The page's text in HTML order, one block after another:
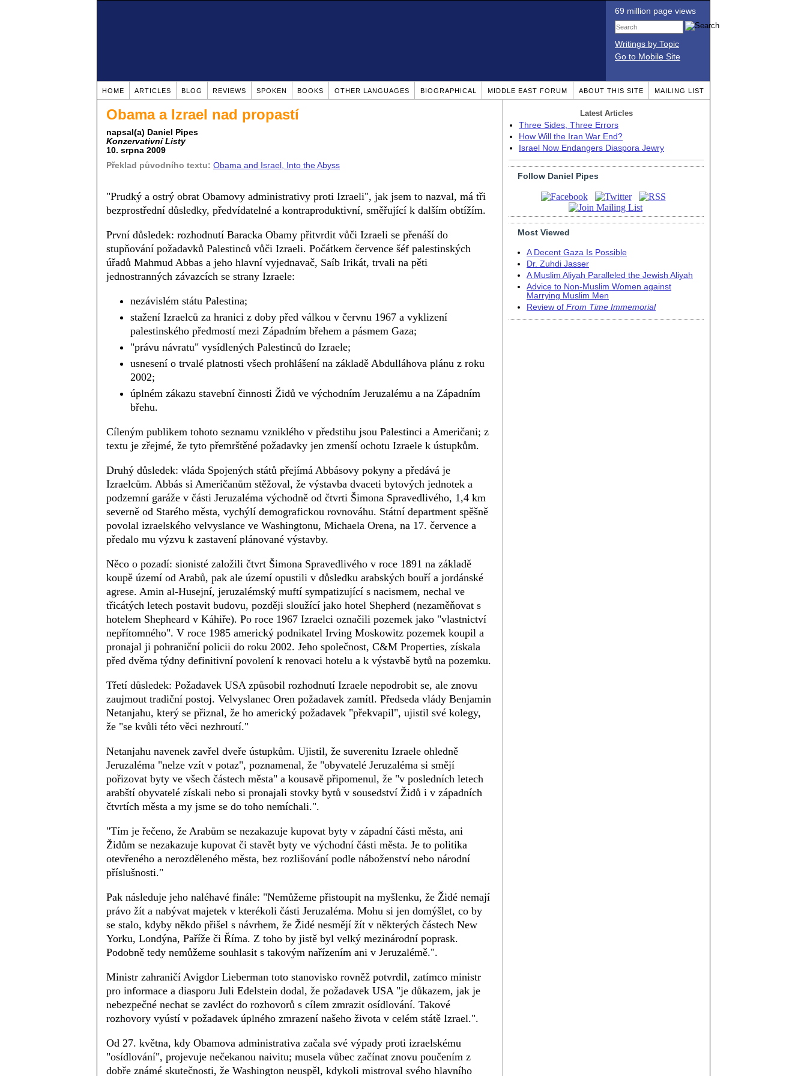
69 million page views
Writings by Topic
Go to Mobile Site
HOME ARTICLES BLOG REVIEWS SPOKEN BOOKS OTHER LANGUAGES BIOGRAPHICAL MIDDLE EAST FORUM ABOUT THIS SITE MAILING LIST
Obama a Izrael nad propastí
napsal(a) Daniel Pipes
Konzervativní Listy
10. srpna 2009
Překlad původního textu: Obama and Israel, Into the Abyss
"Prudký a ostrý obrat Obamovy administrativy proti Izraeli", jak jsem to nazval, má tři
bezprostřední důsledky, předvídatelné a kontraproduktivní, směřující k dalším obtížím.
První důsledek: rozhodnutí Baracka Obamy přitvrdit vůči Izraeli se přenáší do
stupňování požadavků Palestinců vůči Izraeli. Počátkem července šéf palestinských
úřadů Mahmud Abbas a jeho hlavní vyjednavač, Saíb Irikát, trvali na pěti
jednostranných závazcích se strany Izraele:
nezávislém státu Palestina;
stažení Izraelců za hranici z doby před válkou v červnu 1967 a vyklizení
palestinského předmostí mezi Západním břehem a pásmem Gaza;
"právu návratu" vysídlených Palestinců do Izraele;
usnesení o trvalé platnosti všech prohlášení na základě Abdulláhova plánu z roku
2002;
úplném zákazu stavební činnosti Židů ve východním Jeruzalému a na Západním
břehu.
Cíleným publikem tohoto seznamu vzniklého v předstihu jsou Palestinci a Američani; z
textu je zřejmé, že tyto přemrštěné požadavky jen zmenší ochotu Izraele k ústupkům.
Druhý důsledek: vláda Spojených států přejímá Abbásovy pokyny a předává je
Izraelcům. Abbás si Američanům stěžoval, že výstavba dvaceti bytových jednotek a
podzemní garáže v části Jeruzaléma východně od čtvrti Šimona Spravedlivého, 1,4 km
severně od Starého města, vychýlí demografickou rovnováhu. Státní department spěšně
povolal izraelského velvyslance ve Washingtonu, Michaela Orena, na 17. července a
předalo mu výzvu k zastavení plánované výstavby.
Něco o pozadí: sionisté založili čtvrt Šimona Spravedlivého v roce 1891 na základě
koupě území od Arabů, pak ale území opustili v důsledku arabských bouří a jordánské
agrese. Amin al-Husejní, jeruzalémský muftí sympatizující s nacismem, nechal ve
třicátých letech postavit budovu, později sloužící jako hotel Shepherd (nezaměňovat s
hotelem Shepheard v Káhiře). Po roce 1967 Izraelci označili pozemek jako "vlastnictví
nepřítomného". V roce 1985 americký podnikatel Irving Moskowitz pozemek koupil a
pronajal ji pohraniční policii do roku 2002. Jeho společnost, C&M Properties, získala
před dvěma týdny definitivní povolení k renovaci hotelu a k výstavbě bytů na pozemku.
Třetí důsledek: Požadavek USA způsobil rozhodnutí Izraele nepodrobit se, ale znovu
zaujmout tradiční postoj. Velvyslanec Oren požadavek zamítl. Předseda vlády Benjamin
Netanjahu, který se přiznal, že ho americký požadavek "překvapil", ujistil své kolegy,
že "se kvůli této věci nezhroutí."
Netanjahu navenek zavřel dveře ústupkům. Ujistil, že suverenitu Izraele ohledně
Jeruzaléma "nelze vzít v potaz", poznamenal, že "obyvatelé Jeruzaléma si smějí
pořizovat byty ve všech částech města" a kousavě připomenul, že "v posledních letech
arabští obyvatelé získali nebo si pronajali stovky bytů v sousedství Židů i v západních
čtvrtích města a my jsme se do toho nemíchali.".
"Tím je řečeno, že Arabům se nezakazuje kupovat byty v západní části města, ani
Židům se nezakazuje kupovat či stavět byty ve východní části města. Je to politika
otevřeného a nerozděleného města, bez rozlišování podle náboženství nebo národní
příslušnosti."
Pak následuje jeho naléhavé finále: "Nemůžeme přistoupit na myšlenku, že Židé nemají
právo žít a nabývat majetek v kterékoli části Jeruzaléma. Mohu si jen domýšlet, co by
se stalo, kdyby někdo přišel s návrhem, že Židé nesmějí žít v některých částech New
Yorku, Londýna, Paříže či Říma. Z toho by jistě byl velký mezinárodní poprask.
Podobně tedy nemůžeme souhlasit s takovým nařízením ani v Jeruzalémě.".
Ministr zahraničí Avigdor Lieberman toto stanovisko rovněž potvrdil, zatímco ministr
pro informace a diasporu Juli Edelstein dodal, že požadavek USA "je důkazem, jak je
nebezpečné nechat se zavléct do rozhovorů s cílem zmrazit osídlování. Takové
rozhovory vyústí v požadavek úplného zmrazení našeho života v celém státě Izrael.".
Od 27. května, kdy Obamova administrativa začala své výpady proti izraelskému
"osídlování", projevuje nečekanou naivitu; musela vůbec začínat znovu poučením z
dobře známé skutečnosti, že Washington neuspěl, kdykoli mistroval svého hlavního
Latest Articles
Three Sides, Three Errors
How Will the Iran War End?
Israel Now Endangers Diaspora Jewry
Follow Daniel Pipes
Most Viewed
A Decent Gaza Is Possible
Dr. Zuhdi Jasser
A Muslim Aliyah Paralleled the Jewish Aliyah
Advice to Non-Muslim Women against
Marrying Muslim Men
Review of From Time Immemorial